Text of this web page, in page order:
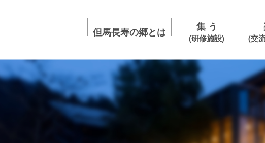
但馬長寿の郷とは 集 う
(研修施設) (交